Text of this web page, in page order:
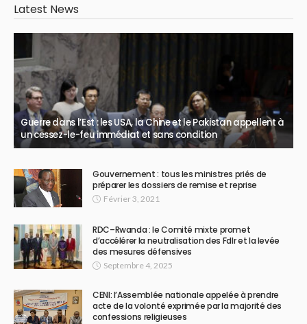
Latest News
Guerre dans l’Est : les USA, la Chine et le Pakistan appellent à
un cessez-le-feu immédiat et sans condition
Gouvernement : tous les ministres priés de
préparer les dossiers de remise et reprise
Février 3, 2021
RDC–Rwanda : le Comité mixte promet
d’accélérer la neutralisation des Fdlr et la levée
des mesures défensives
Septembre 4, 2025
CENI: l’Assemblée nationale appelée à prendre
acte de la volonté exprimée par la majorité des
confessions religieuses